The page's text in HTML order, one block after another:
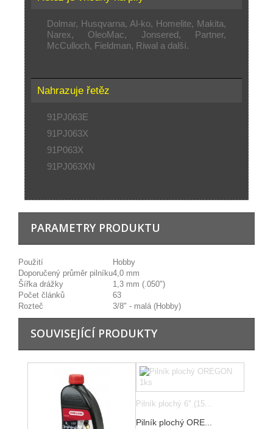
Dolmar, Husqvarna, Al-ko, Homelite, Makita,
Narex, OleoMac, Jonsered, Partner,
McCulloch, Fieldman, Riwal a další.
Nahrazuje řetěz
91PJ063E
91PJ063X
91P063X
91PJ063XN
PARAMETRY PRODUKTU
Použití
Hobby
Doporučený průměr pilníku4,0 mm
Šířka drážky
1,3 mm (.050")
Počet článků
63
Rozteč
3/8" - malá (Hobby)
SOUVISEJÍCÍ PRODUKTY
Pilník plochý 6" (15...
Pilník plochý ORE...